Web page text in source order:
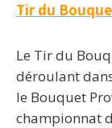
Tir du
Le Tir du
déroulant
le Bouquet
championnat